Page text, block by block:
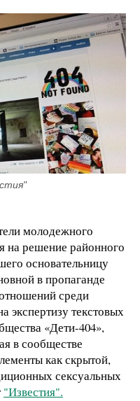
молодежного
на решение районного
основательницу
в пропаганде
среди
экспертизу текстовых
«Дети-404»,
в сообществе
как скрытой,
сексуальных
"Известия".